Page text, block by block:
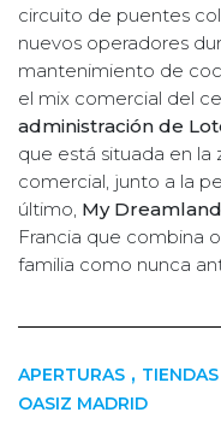
circuito de puentes
nuevos operadores
mantenimiento de
el mix comercial del
administración de
que está situada en la
comercial, junto a la
último, My Dreamland
Francia que combina
familia como nunca
APERTURAS ,
OASIZ MADRID